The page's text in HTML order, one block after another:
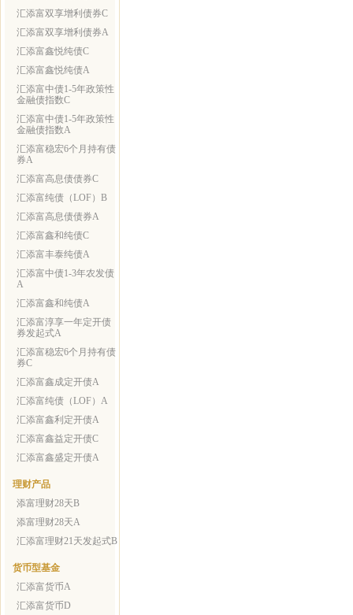
汇添富双享增利债券C
汇添富双享增利债券A
汇添富鑫悦纯债C
汇添富鑫悦纯债A
汇添富中债1-5年政策性
金融债指数C
汇添富中债1-5年政策性
金融债指数A
汇添富稳宏6个月持有债
券A
汇添富高息债债券C
汇添富纯债（LOF）B
汇添富高息债债券A
汇添富鑫和纯债C
汇添富丰泰纯债A
汇添富中债1-3年农发债
A
汇添富鑫和纯债A
汇添富淳享一年定开债
券发起式A
汇添富稳宏6个月持有债
券C
汇添富鑫成定开债A
汇添富纯债（LOF）A
汇添富鑫利定开债A
汇添富鑫益定开债C
汇添富鑫盛定开债A
理财产品
添富理财28天B
添富理财28天A
汇添富理财21天发起式B
货币型基金
汇添富货币A
汇添富货币D